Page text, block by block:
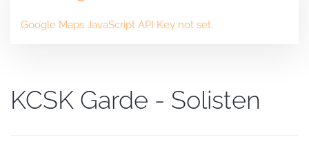
Google Maps JavaScript API Key not set.
KCSK Garde - Solisten